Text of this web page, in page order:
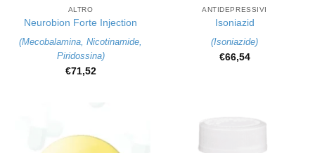
ALTRO
Neurobion Forte Injection
(Mecobalamina Nicotinamide
Piridossina)
€71,52
ANTIDEPRESSIVI
Isoniazid
(Isoniazide)
€66,54